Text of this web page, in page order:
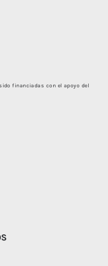
financiadas con el apoyo del